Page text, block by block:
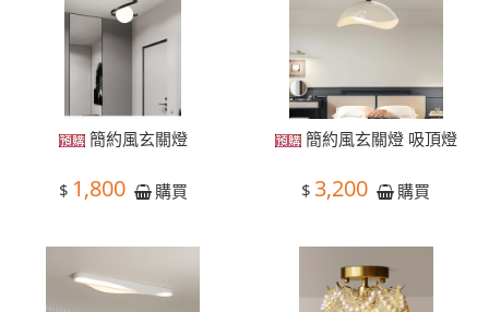
簡約風玄關燈
$ 1,800 購買
簡約風玄關燈 吸頂燈
$ 3,200 購買